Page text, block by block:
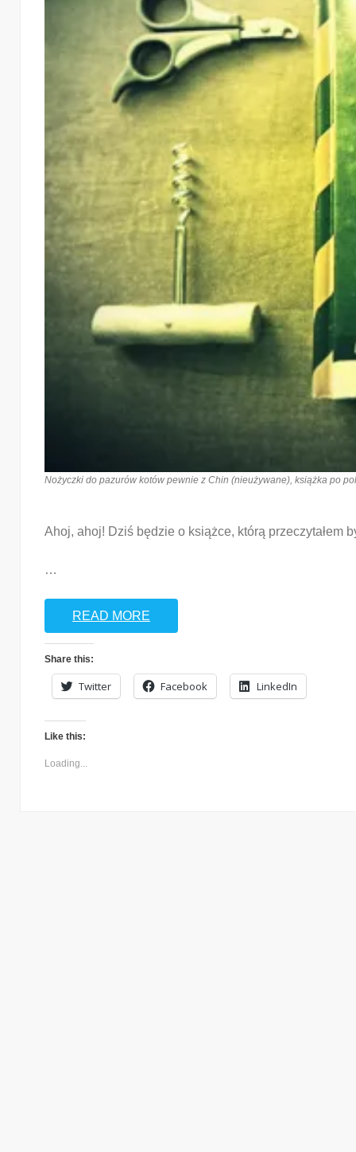
Nożyczki do pazurów kotów pewnie z Chin (nieużywane), książka po
Ahoj, ahoj! Dziś będzie o książce, którą przeczytałem
…
READ MORE
Share this:
Twitter Facebook LinkedIn
Like this:
Loading...